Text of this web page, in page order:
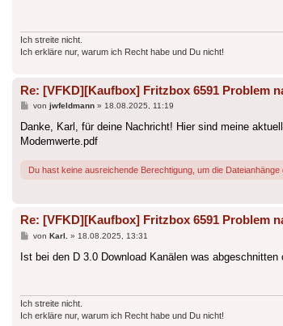
Ich streite nicht.
Ich erkläre nur, warum ich Recht habe und Du nicht!
Re: [VFKD][Kaufbox] Fritzbox 6591 Problem
Beitrag
von jwfeldmann» 18.08.2025, 11:19
Danke, Karl, für deine Nachricht! Hier sind meine
Modemwerte.pdf
Du hast keine ausreichende Berechtigung, um die
Re: [VFKD][Kaufbox] Fritzbox 6591 Problem
Beitrag
von Karl. » 18.08.2025, 13:31
Ist bei den D 3.0 Download Kanälen was
Ich streite nicht.
Ich erkläre nur, warum ich Recht habe und Du nicht!